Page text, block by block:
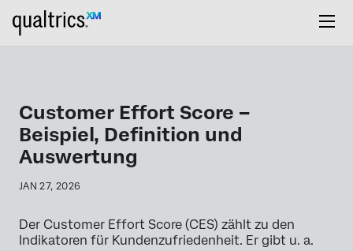
Customer Effort Score –
Beispiel, Definition und
Auswertung
JAN 27, 2026
Der Customer Effort Score (CES) zählt zu den
Indikatoren für Kundenzufriedenheit. Er gibt u. a.